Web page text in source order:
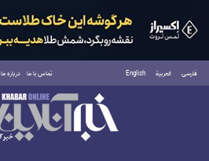
فارسی العربية English تماس با ما درباره ما
پنجشنبه ۱۵ مرداد ۱۴۰۵